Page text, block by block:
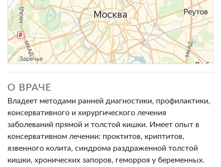
О ВРАЧЕ
Владеет методами ранней диагностики, профилактики,
консервативного и хирургического лечения
заболеваний прямой и толстой кишки. Имеет опыт в
консервативном лечении: проктитов, криптитов,
язвенного колита, синдрома раздраженной толстой
кишки, хронических запоров, геморроя у беременных.